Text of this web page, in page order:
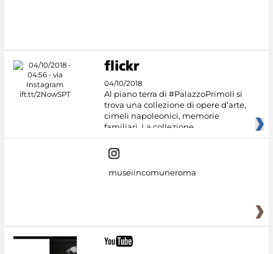
04/10/2018
Al piano terra di #PalazzoPrimoli si
trova una collezione di opere d’arte,
cimeli napoleonici, memorie
familiari. La collezione
museiincomuneroma